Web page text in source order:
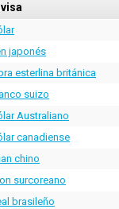
japonés
esterlina británica
suizo
Australiano
canadiense
chino
surcoreano
brasileño